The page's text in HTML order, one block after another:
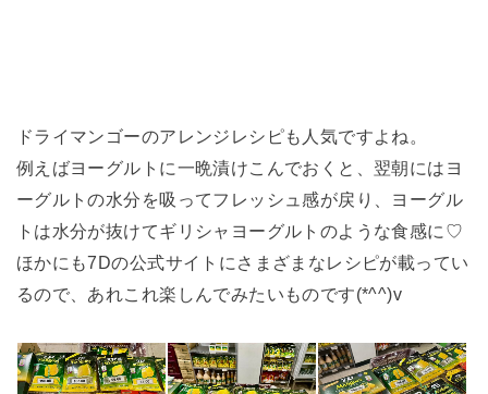
ドライマンゴーのアレンジレシピも人気ですよね。
例えばヨーグルトに一晩漬けこんでおくと、翌朝にはヨ
ーグルトの水分を吸ってフレッシュ感が戻り、ヨーグル
トは水分が抜けてギリシャヨーグルトのような食感に♡
ほかにも7Dの公式サイトにさまざまなレシピが載ってい
るので、あれこれ楽しんでみたいものです(*^^)v